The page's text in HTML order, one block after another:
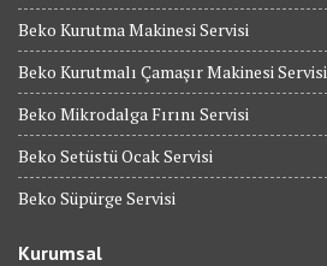
Beko Kurutma Makinesi Servisi
Beko Kurutmalı Çamaşır Makinesi Servisi
Beko Mikrodalga Fırını Servisi
Beko Setüstü Ocak Servisi
Beko Süpürge Servisi
Kurumsal